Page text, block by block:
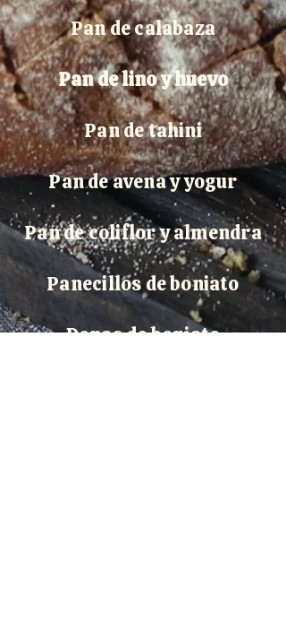
Pan de calabaza
Pan de lino y huevo
Pan de tahini
Pan de avena y yogur
Pan de coliflor y almendra
Panecillos de boniato
Donas de boniato